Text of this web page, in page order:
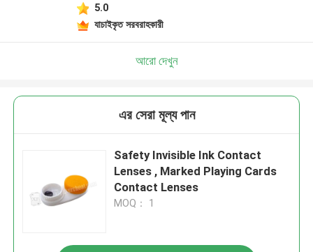
5.0
যাচাইকৃত সরবরাহকারী
আরো দেখুন
এর সেরা মূল্য পান
Safety Invisible Ink Contact
Lenses , Marked Playing Cards
Contact Lenses
MOQ： 1